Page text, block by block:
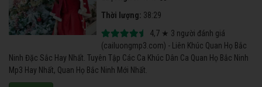
Thời lượng: 38:29
4,7 ★ 3 người đánh giá
(cailuongmp3.com) - Liên Khúc Quan Họ Bắc
Ninh Đặc Sắc Hay Nhất. Tuyên Tập Các Ca Khúc Dân Ca Quan Họ Bắc Ninh
Mp3 Hay Nhất, Quan Họ Bắc Ninh Mới Nhất.